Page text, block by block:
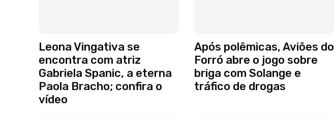
Leona Vingativa se
encontra com atriz
Gabriela Spanic, a eterna
Paola Bracho; confira o
vídeo
Após polêmicas, Aviões do
Forró abre o jogo sobre
briga com Solange e
tráfico de drogas